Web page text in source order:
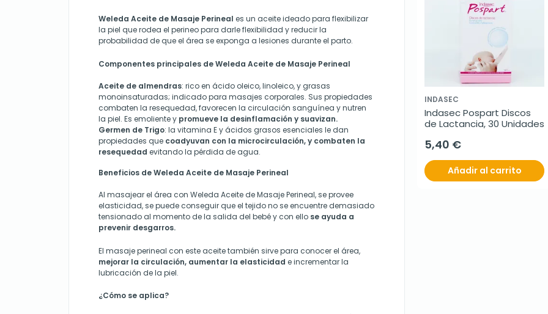
Weleda Aceite de Masaje Perineal es un aceite ideado para flexibilizar
la piel que rodea el perineo para darle flexibilidad y reducir la
probabilidad de que el área se exponga a lesiones durante el parto.
Componentes principales de Weleda Aceite de Masaje Perineal
Aceite de almendras: rico en ácido oleico, linoleico, y grasas
monoinsaturadas; indicado para masajes corporales. Sus propiedades
combaten la resequedad, favorecen la circulación sanguínea y nutren
la piel. Es emoliente y promueve la desinflamación y suavizan.
Germen de Trigo: la vitamina E y ácidos grasos esenciales le dan
propiedades que coadyuvan con la microcirculación, y combaten la
resequedad evitando la pérdida de agua.
Beneficios de Weleda Aceite de Masaje Perineal
Al masajear el área con Weleda Aceite de Masaje Perineal, se provee
elasticidad, se puede conseguir que el tejido no se encuentre demasiado
tensionado al momento de la salida del bebé y con ello se ayuda a
prevenir desgarros.
El masaje perineal con este aceite también sirve para conocer el área,
mejorar la circulación, aumentar la elasticidad e incrementar la
lubricación de la piel.
¿Cómo se aplica?
INDASEC
Indasec Pospart Discos
de Lactancia, 30 Unidades
5,40 €
Añadir al carrito